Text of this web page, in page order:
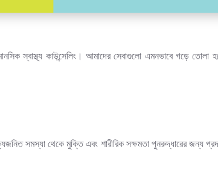
স্বাস্থ্য কাউন্সেলিং। আমাদের সেবাগুলো এমনভাবে গড়ে তোলা
সমস্যা থেকে মুক্তি এবং শারীরিক সক্ষমতা পুনরুদ্ধারের জন্য